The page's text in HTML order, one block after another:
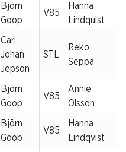
Björn
Goop
V85
Hanna
Lindquist
Carl
Johan
Jepson
STL
Reko
Seppä
Björn
Goop
V85
Annie
Olsson
Björn
Goop
V85
Hanna
Lindqvist